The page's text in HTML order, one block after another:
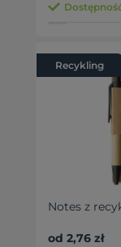
Recykling
Notes z
od 2,76 zł